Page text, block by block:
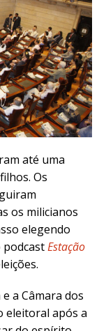
até uma
Os
os milicianos
elegendo
podcastEstação
a Câmara dos
eleitoral após a